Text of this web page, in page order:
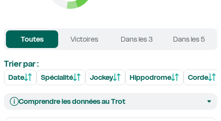
Toutes Victoires Dans les 3 Dans les 5
Trier par :
Date Spécialité Jockey Hippodrome Corde
Comprendre les données au Trot